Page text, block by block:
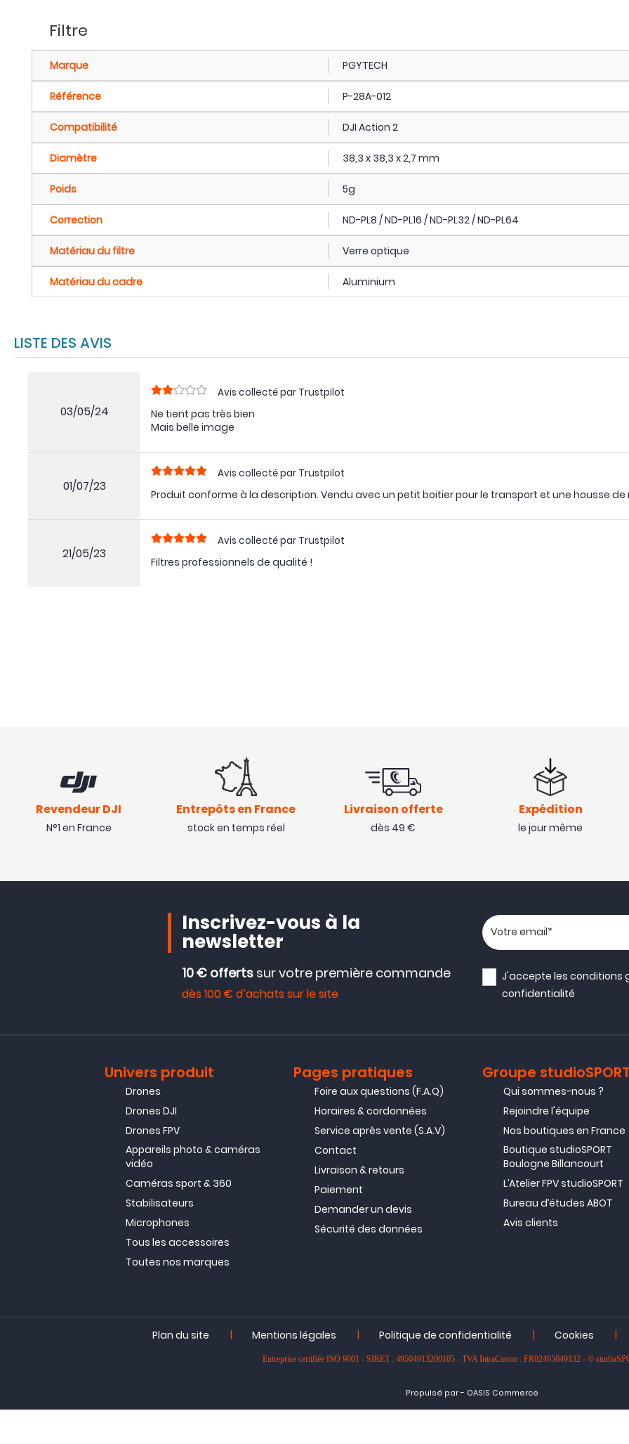
Filtre
Marque PGYTECH
Référence P-28A-012
Compatibilité DJI Action 2
Diamètre 38,3 x 38,3 x 2,7 mm
Poids 5g
Correction ND-PL8 / ND-PL16 / ND-PL32 / ND-PL64
Matériau du filtre Verre optique
Matériau du cadre Aluminium
LISTE DES AVIS
03/05/24
Avis collecté par Trustpilot
Ne tient pas très bien
Mais belle image
01/07/23
Avis collecté par Trustpilot
Produit conforme à la description. Vendu avec un petit boitier pour le transport et une housse
21/05/23
Avis collecté par Trustpilot
Filtres professionnels de qualité !
Revendeur DJI
N°1 en France
Entrepôts en France
stock en temps réel
Livraison offerte
dès 49 €
Expédition
le jour même
Inscrivez-vous à la
newsletter
10 € offerts sur votre première commande
dès 100 € d’achats sur le site
Votre adresse email
J'accepte lesconditions
confidentialité
Univers produit
Drones
Drones DJI
Drones FPV
Appareils photo & caméras
vidéo
Caméras sport & 360
Stabilisateurs
Microphones
Tous les accessoires
Toutes nos marques
Pages pratiques
Foire aux questions (F.A.Q)
Horaires & cordonnées
Service après vente (S.A.V)
Contact
Livraison & retours
Paiement
Demander un devis
Sécurité des données
Groupe studioSPORT
Qui sommes-nous ?
Rejoindre l'équipe
Nos boutiques en France
Boutique studioSPORT
Boulogne Billancourt
L’Atelier FPV studioSPORT
Bureau d’études ABOT
Avis clients
Plan du site | Mentions légales | Politique de confidentialité | Cookies |
Entreprise certifiée ISO 9001 - SIRET : 49504913200105 - TVA IntraComm : FR02495049132 - ©
Propulsé par- OASIS Commerce